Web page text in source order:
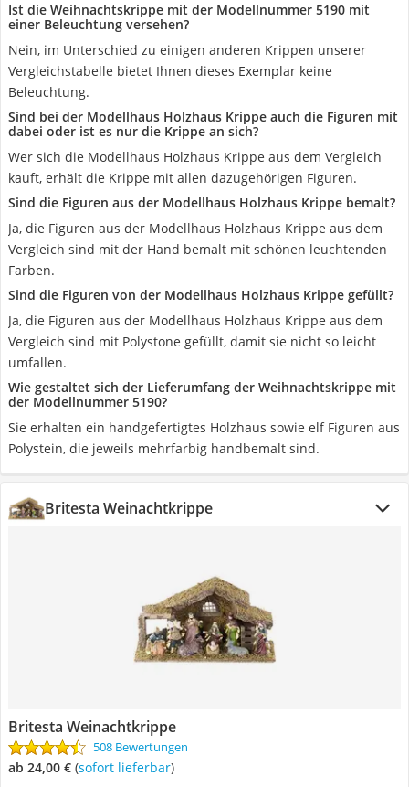
Ist die Weihnachtskrippe mit der Modellnummer 5190 mit
einer Beleuchtung versehen?
Nein, im Unterschied zu einigen anderen Krippen unserer
Vergleichstabelle bietet Ihnen dieses Exemplar keine
Beleuchtung.
Sind bei der Modellhaus Holzhaus Krippe auch die Figuren mit
dabei oder ist es nur die Krippe an sich?
Wer sich die Modellhaus Holzhaus Krippe aus dem Vergleich
kauft, erhält die Krippe mit allen dazugehörigen Figuren.
Sind die Figuren aus der Modellhaus Holzhaus Krippe bemalt?
Ja, die Figuren aus der Modellhaus Holzhaus Krippe aus dem
Vergleich sind mit der Hand bemalt mit schönen leuchtenden
Farben.
Sind die Figuren von der Modellhaus Holzhaus Krippe gefüllt?
Ja, die Figuren aus der Modellhaus Holzhaus Krippe aus dem
Vergleich sind mit Polystone gefüllt, damit sie nicht so leicht
umfallen.
Wie gestaltet sich der Lieferumfang der Weihnachtskrippe mit
der Modellnummer 5190?
Sie erhalten ein handgefertigtes Holzhaus sowie elf Figuren aus
Polystein, die jeweils mehrfarbig handbemalt sind.
Britesta Weinachtkrippe
Britesta Weinachtkrippe
508 Bewertungen
ab 24,00 € ( Sofort lieferbar)